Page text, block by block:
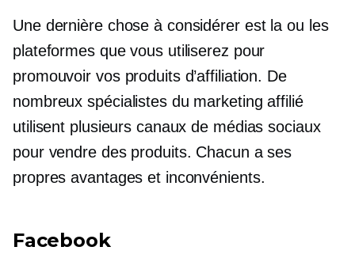
Une dernière chose à considérer est la ou les
plateformes que vous utiliserez pour
promouvoir vos produits d’affiliation. De
nombreux spécialistes du marketing affilié
utilisent plusieurs canaux de médias sociaux
pour vendre des produits. Chacun a ses
propres avantages et inconvénients.
Facebook